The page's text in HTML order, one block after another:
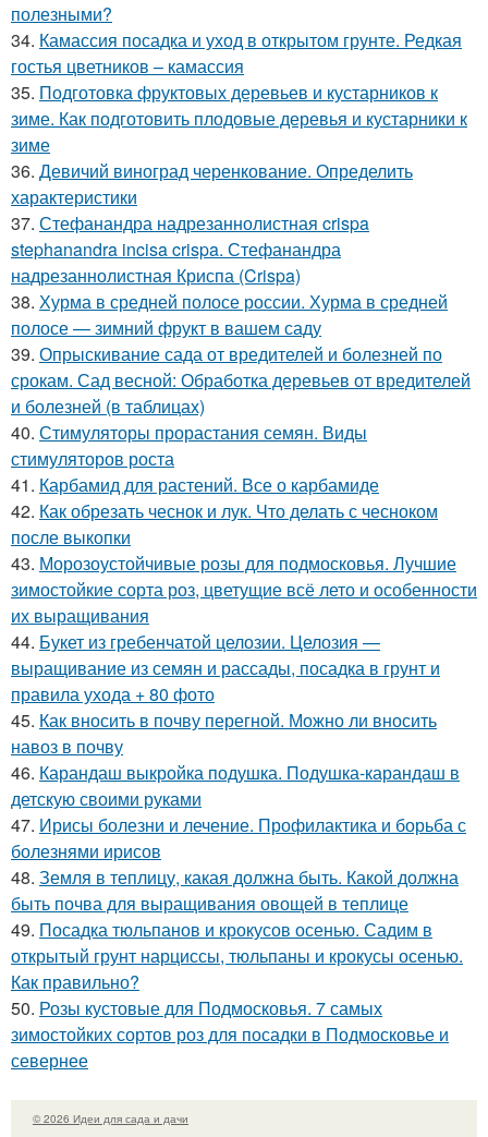
полезными?
34. Камассия посадка и уход в открытом грунте. Редкая
гостья цветников – камассия
35. Подготовка фруктовых деревьев и кустарников к
зиме. Как подготовить плодовые деревья и кустарники к
зиме
36. Девичий виноград черенкование. Определить
характеристики
37. Стефанандра надрезаннолистная crispa
stephanandra incisa crispa. Стефанандра
надрезаннолистная Криспа (Crispa)
38. Хурма в средней полосе россии. Хурма в средней
полосе — зимний фрукт в вашем саду
39. Опрыскивание сада от вредителей и болезней по
срокам. Сад весной: Обработка деревьев от вредителей
и болезней (в таблицах)
40. Стимуляторы прорастания семян. Виды
стимуляторов роста
41. Карбамид для растений. Все о карбамиде
42. Как обрезать чеснок и лук. Что делать с чесноком
после выкопки
43. Морозоустойчивые розы для подмосковья. Лучшие
зимостойкие сорта роз, цветущие всё лето и особенности
их выращивания
44. Букет из гребенчатой целозии. Целозия —
выращивание из семян и рассады, посадка в грунт и
правила ухода + 80 фото
45. Как вносить в почву перегной. Можно ли вносить
навоз в почву
46. Карандаш выкройка подушка. Подушка-карандаш в
детскую своими руками
47. Ирисы болезни и лечение. Профилактика и борьба с
болезнями ирисов
48. Земля в теплицу, какая должна быть. Какой должна
быть почва для выращивания овощей в теплице
49. Посадка тюльпанов и крокусов осенью. Садим в
открытый грунт нарциссы, тюльпаны и крокусы осенью.
Как правильно?
50. Розы кустовые для Подмосковья. 7 самых
зимостойких сортов роз для посадки в Подмосковье и
севернее
© 2026 Идеи для сада и дачи